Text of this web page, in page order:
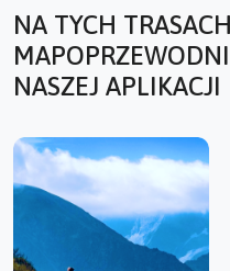
NA TYCH
NASZEJ APLIKACJI